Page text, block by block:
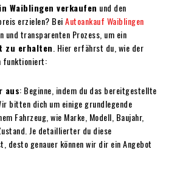
Waiblingen verkaufen und den
erzielen? BeiAutoankauf Waiblingen
und transparenten Prozess, um ein
zu erhalten . Hier erfährst du, wie der
funktioniert:
aus: Beginne, indem du das bereitgestellte
bitten dich um einige grundlegende
Fahrzeug, wie Marke, Modell, Baujahr,
Je detaillierter du diese
desto genauer können wir dir ein Angebot